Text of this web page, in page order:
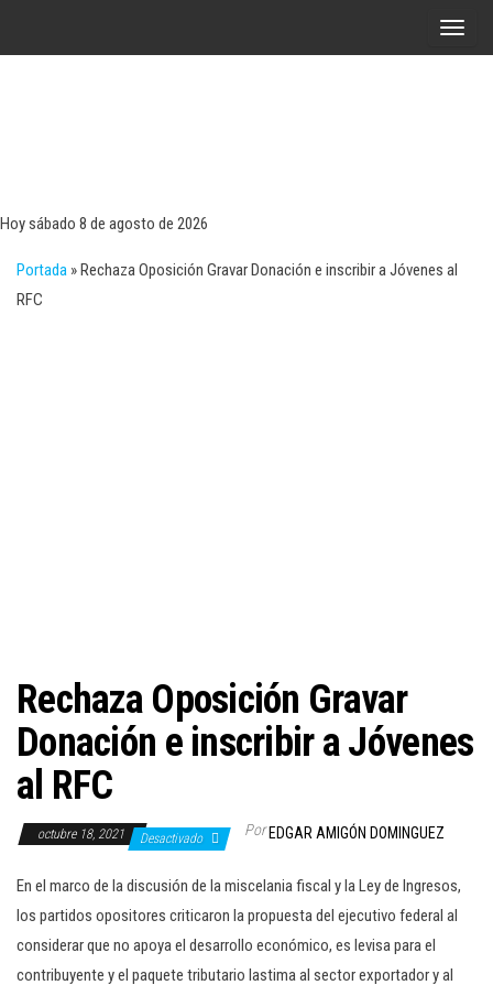
A
l
Hoy sábado 8 de agosto de 2026
Portada »Rechaza Oposición Gravar Donación e inscribir a Jóvenes al
RFC
Rechaza Oposición Gravar
Donación e inscribir a Jóvenes
al RFC
octubre 18, 2021 Desactivado Por EDGAR AMIGÓN DOMINGUEZ
En el marco de la discusión de la miscelania fiscal y la Ley de Ingresos,
los partidos opositores criticaron la propuesta del ejecutivo federal al
considerar que no apoya el desarrollo económico, es levisa para el
contribuyente y el paquete tributario lastima al sector exportador y al